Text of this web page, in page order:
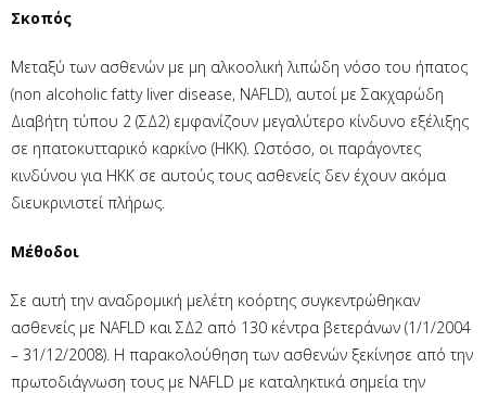
Σκοπός
Μεταξύ των ασθενών με μη αλκοολική λιπώδη νόσο του ήπατος
(non alcoholic fatty liver disease, NAFLD), αυτοί με Σακχαρώδη
Διαβήτη τύπου 2 (ΣΔ2) εμφανίζουν μεγαλύτερο κίνδυνο εξέλιξης
σε ηπατοκυτταρικό καρκίνο (ΗΚΚ). Ωστόσο, οι παράγοντες
κινδύνου για ΗΚΚ σε αυτούς τους ασθενείς δεν έχουν ακόμα
διευκρινιστεί πλήρως.
Μέθοδοι
Σε αυτή την αναδρομική μελέτη κοόρτης συγκεντρώθηκαν
ασθενείς με NAFLD και ΣΔ2 από 130 κέντρα βετεράνων (1/1/2004
– 31/12/2008). Η παρακολούθηση των ασθενών ξεκίνησε από την
πρωτοδιάγνωση τους με NAFLD με καταληκτικά σημεία την